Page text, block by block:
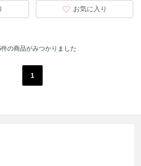
お気に入り
の商品がみつかりました
1